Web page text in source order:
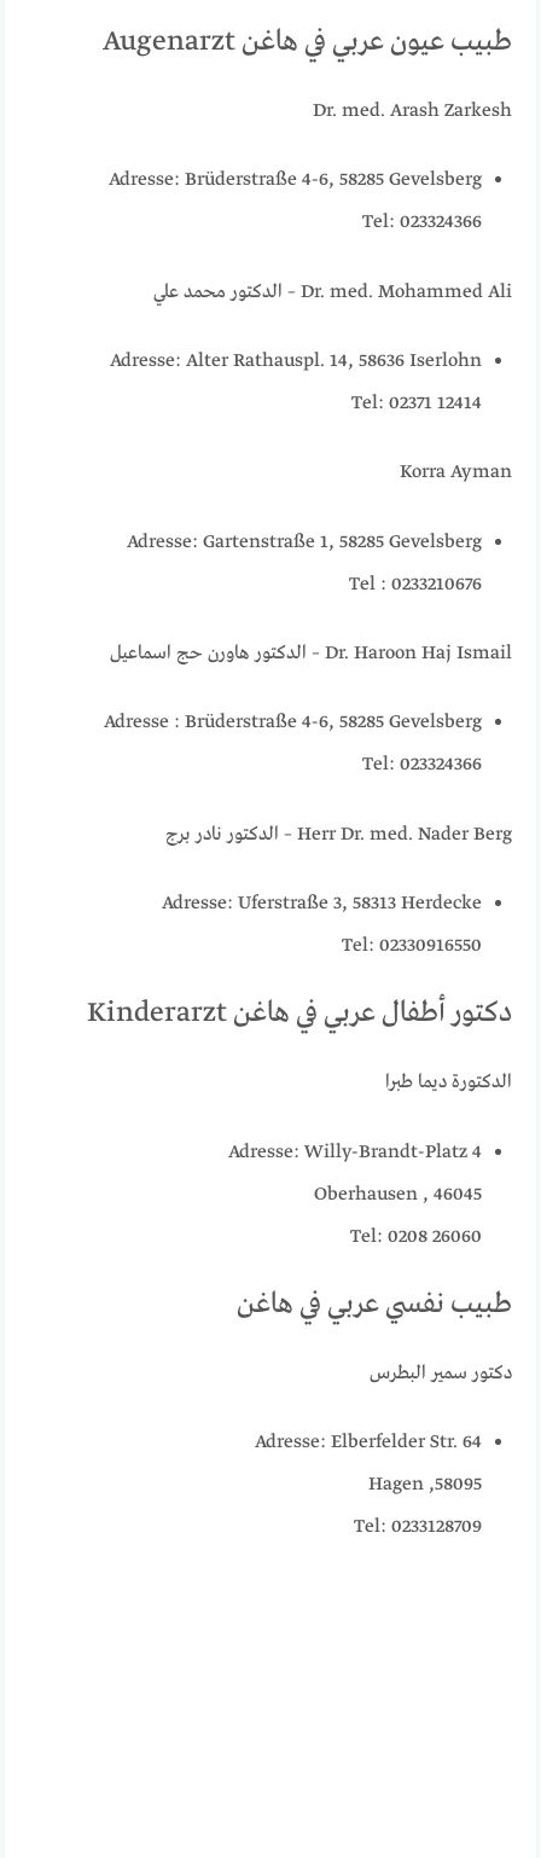
طبيب عيون عربي في هاغن Augenarzt
Dr. med. Arash Zarkesh
Adresse: Brüderstraße 4-6, 58285 Gevelsberg
Tel: 023324366
Dr. med. Mohammed Ali – الدكتور محمد علي
Adresse: Alter Rathauspl. 14, 58636 Iserlohn
Tel: 02371 12414
Korra Ayman
Adresse: Gartenstraße 1, 58285 Gevelsberg
Tel : 0233210676
Dr. Haroon Haj Ismail – الدكتور هاورن حج اسماعيل
Adresse : Brüderstraße 4-6, 58285 Gevelsberg
Tel: 023324366
Herr Dr. med. Nader Berg – الدكتور نادر برج
Adresse: Uferstraße 3, 58313 Herdecke
Tel: 02330916550
دكتور أطفال عربي في هاغن Kinderarzt
الدكتورة ديما طبرا
Adresse: Willy-Brandt-Platz 4
46045 , Oberhausen
Tel: 0208 26060
طبيب نفسي عربي في هاغن
دكتور سمير البطرس
Adresse: Elberfelder Str. 64
58095, Hagen
Tel: 0233128709